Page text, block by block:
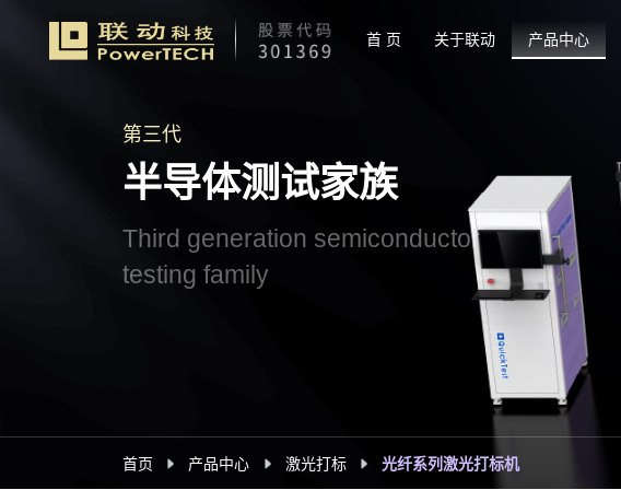
首 页 关于联动 产品中心
第三代
半导体测试家族
Third generation semiconductor
testing family
首页 产品中心 激光打标 光纤系列激光打标机